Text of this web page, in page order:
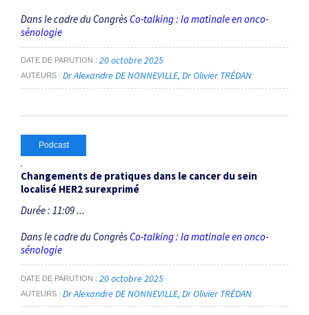
Dans le cadre du CongrèsCo-talking : la matinale en onco-
sénologie
DATE DE PARUTION 20 octobre 2025
AUTEURS Dr Alexandre DE NONNEVILLE Dr Olivier TRÉDAN
Podcast
Changements de pratiques dans le cancer du sein
localisé HER2 surexprimé
Durée : 11:09 ...
Dans le cadre du CongrèsCo-talking : la matinale en onco-
sénologie
DATE DE PARUTION 20 octobre 2025
AUTEURS Dr Alexandre DE NONNEVILLE Dr Olivier TRÉDAN